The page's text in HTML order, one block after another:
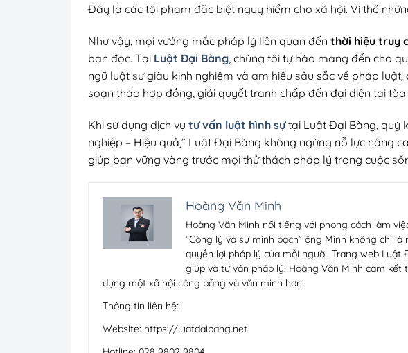
Đây là các tội phạm đặc biệt nguy hiểm cho xã hội. Vì thế
Như vậy, mọi vướng mắc pháp lý liên quan đến thời hiệu truy
bạn đọc. Tại Luật Đại Bàng , chúng tôi tự hào mang đến cho
ngũ luật sư giàu kinh nghiệm và am hiểu sâu sắc về pháp
soạn thảo hợp đồng, giải quyết tranh chấp đến đại diện tại tòa
Khi sử dụng dịch vụ tư vấn luật hình sựtại Luật Đại Bàng, quý
nghiệp – Hiệu quả,” Luật Đại Bàng không ngừng nỗ lực nâng
giúp bạn vững vàng trước mọi thử thách pháp lý trong cuộc
Hoàng Văn Minh
Hoàng Văn Minh nổi tiếng với phong cách làm
“Công lý và sự minh bạch” ông Minh không chỉ
quyền lợi pháp lý của mỗi người. Trang web
giúp và tư vấn pháp lý. Hoàng Văn Minh cam
dựng một xã hội công bằng và văn minh hơn.
Thông tin liên hệ:
Website: https://luatdaibang.net